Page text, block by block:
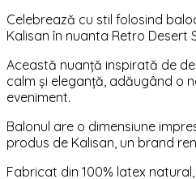
Celebrează cu stil folosind
Kalisan în nuanta Retro Desert
Această nuanță inspirată de
calm și eleganță, adăugând o
eveniment.
Balonul are o dimensiune
produs de Kalisan, un brand
Fabricat din 100% latex